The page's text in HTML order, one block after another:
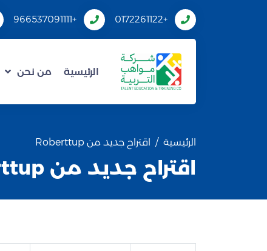
+0172261122
+966537091111
الرئيسية من نحن
الرئيسية اقتراح جديد من Roberttup
اقتراح جديد من Roberttup